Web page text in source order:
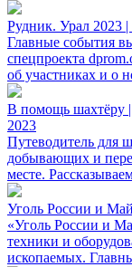
Рудник. Урал 2023
Главные события
спецпроекта
об участниках и о
В помощь шахтёру |
2023
Путеводитель для
добывающих и
месте.
Уголь России и
«Уголь России и
техники и
ископаемых.